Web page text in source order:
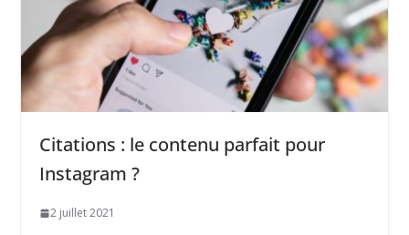
Citations : le contenu parfait pour
Instagram ?
2 juillet 2021